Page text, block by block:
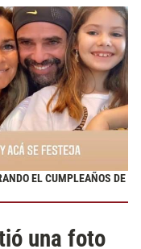
EL CUMPLEAÑOS DE
una foto